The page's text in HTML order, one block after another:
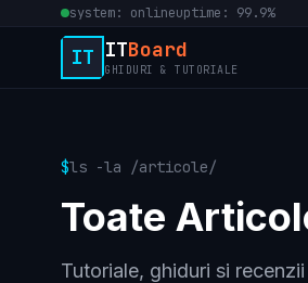
system: onlineuptime: 99.9%
IT ITBoard
GHIDURI & TUTORIALE
$ls -la /articole/
Toate
Tutoriale, ghiduri si